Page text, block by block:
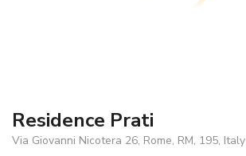
Residence Prati
Via Giovanni Nicotera 26, Rome, RM, 195, Italy